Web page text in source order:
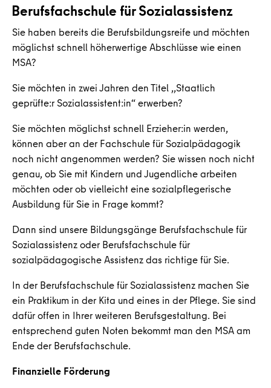
Berufsfachschule für Sozialassistenz
Sie haben bereits die Berufsbildungsreife und möchten
möglichst schnell höherwertige Abschlüsse wie einen
MSA?
Sie möchten in zwei Jahren den Titel ,,Staatlich
geprüfte:r Sozialassistent:in“ erwerben?
Sie möchten möglichst schnell Erzieher:in werden,
können aber an der Fachschule für Sozialpädagogik
noch nicht angenommen werden? Sie wissen noch nicht
genau, ob Sie mit Kindern und Jugendliche arbeiten
möchten oder ob vielleicht eine sozialpflegerische
Ausbildung für Sie in Frage kommt?
Dann sind unsere Bildungsgänge Berufsfachschule für
Sozialassistenz oder Berufsfachschule für
sozialpädagogische Assistenz das richtige für Sie.
In der Berufsfachschule für Sozialassistenz machen Sie
ein Praktikum in der Kita und eines in der Pflege. Sie sind
dafür offen in Ihrer weiteren Berufsgestaltung. Bei
entsprechend guten Noten bekommt man den MSA am
Ende der Berufsfachschule.
Finanzielle Förderung